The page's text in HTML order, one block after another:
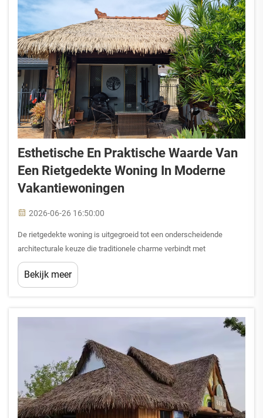
Esthetische En Praktische Waarde Van
Een Rietgedekte Woning In Moderne
Vakantiewoningen
2026-06-26 16:50:00
De rietgedekte woning is uitgegroeid tot een onderscheidende
architecturale keuze die traditionele charme verbindt met
hedendaagse vakantiewoningontwerpen. Vastgoedontwikkelaars en
huiseigenaren erkennen in toenemende mate dat de esthetische
aantrekkelijkheid van een rietgedekte woning...
Bekijk meer